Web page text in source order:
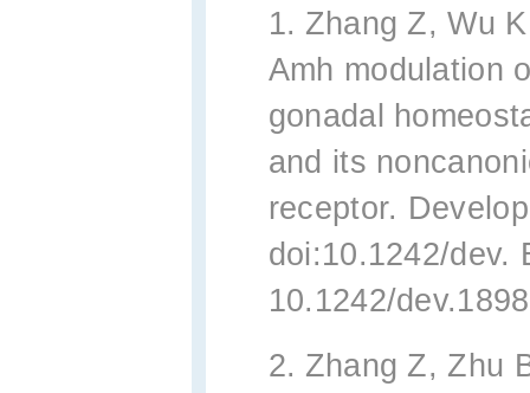
1. Zhang Z, Wu
Amh modulation
gonadal
and its
receptor.
doi:10.1242/dev.
10.1242/
2. Zhang Z, Zhu